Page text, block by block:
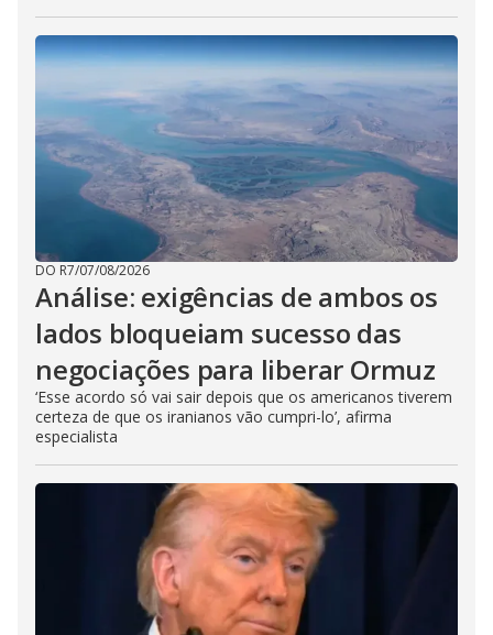
DO R7/07/08/2026
Análise: exigências de ambos os
lados bloqueiam sucesso das
negociações para liberar Ormuz
‘Esse acordo só vai sair depois que os americanos tiverem
certeza de que os iranianos vão cumpri-lo’, afirma
especialista